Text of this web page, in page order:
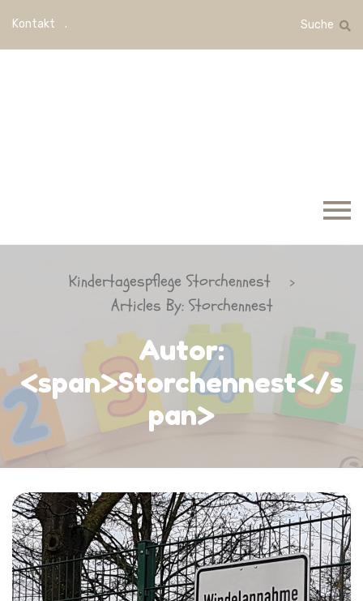
Kontakt Suche
Kindertagespflege Storchennest >
Articles By: Storchennest
Autor:
<span>Storchennest</s
pan>